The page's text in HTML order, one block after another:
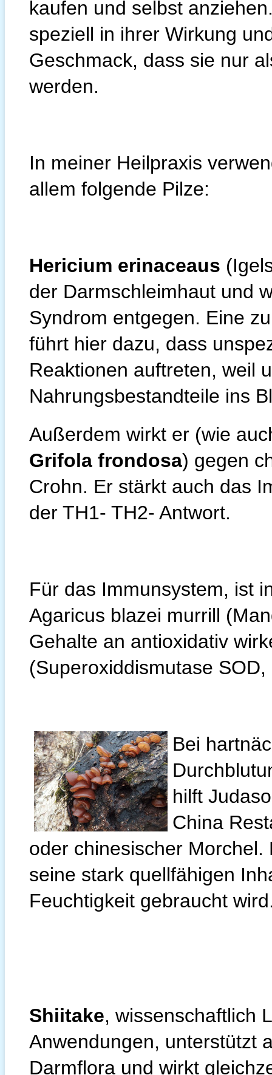
kaufen und selbst
speziell in ihrer Wirkung
Geschmack, dass sie nur
werden.
In meiner Heilpraxis
allem folgende Pilze:
Hericium erinaceaus
der Darmschleimhaut und
Syndrom entgegen. Eine
führt hier dazu, dass
Reaktionen auftreten, weil
Nahrungsbestandteile ins
Außerdem wirkt er (wie
Grifola frondosa) gegen
Crohn. Er stärkt auch das
der TH1- TH2- Antwort.
Für das Immunsystem, ist
Agaricus blazei murrill
Gehalte an antioxidativ
(Superoxiddismutase
Bei
hilft
China
oder chinesischer
seine stark quellfähigen
Feuchtigkeit gebraucht
Shiitake, wissenschaftlich
Anwendungen, unterstützt
Darmflora und wirkt